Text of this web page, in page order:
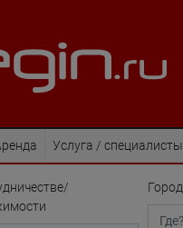
Услуга / специалисты
Город